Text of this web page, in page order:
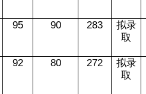
95 90 283
拟录
取
92 80 272
拟录
取